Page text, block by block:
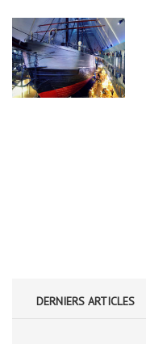
DERNIERS ARTICLES